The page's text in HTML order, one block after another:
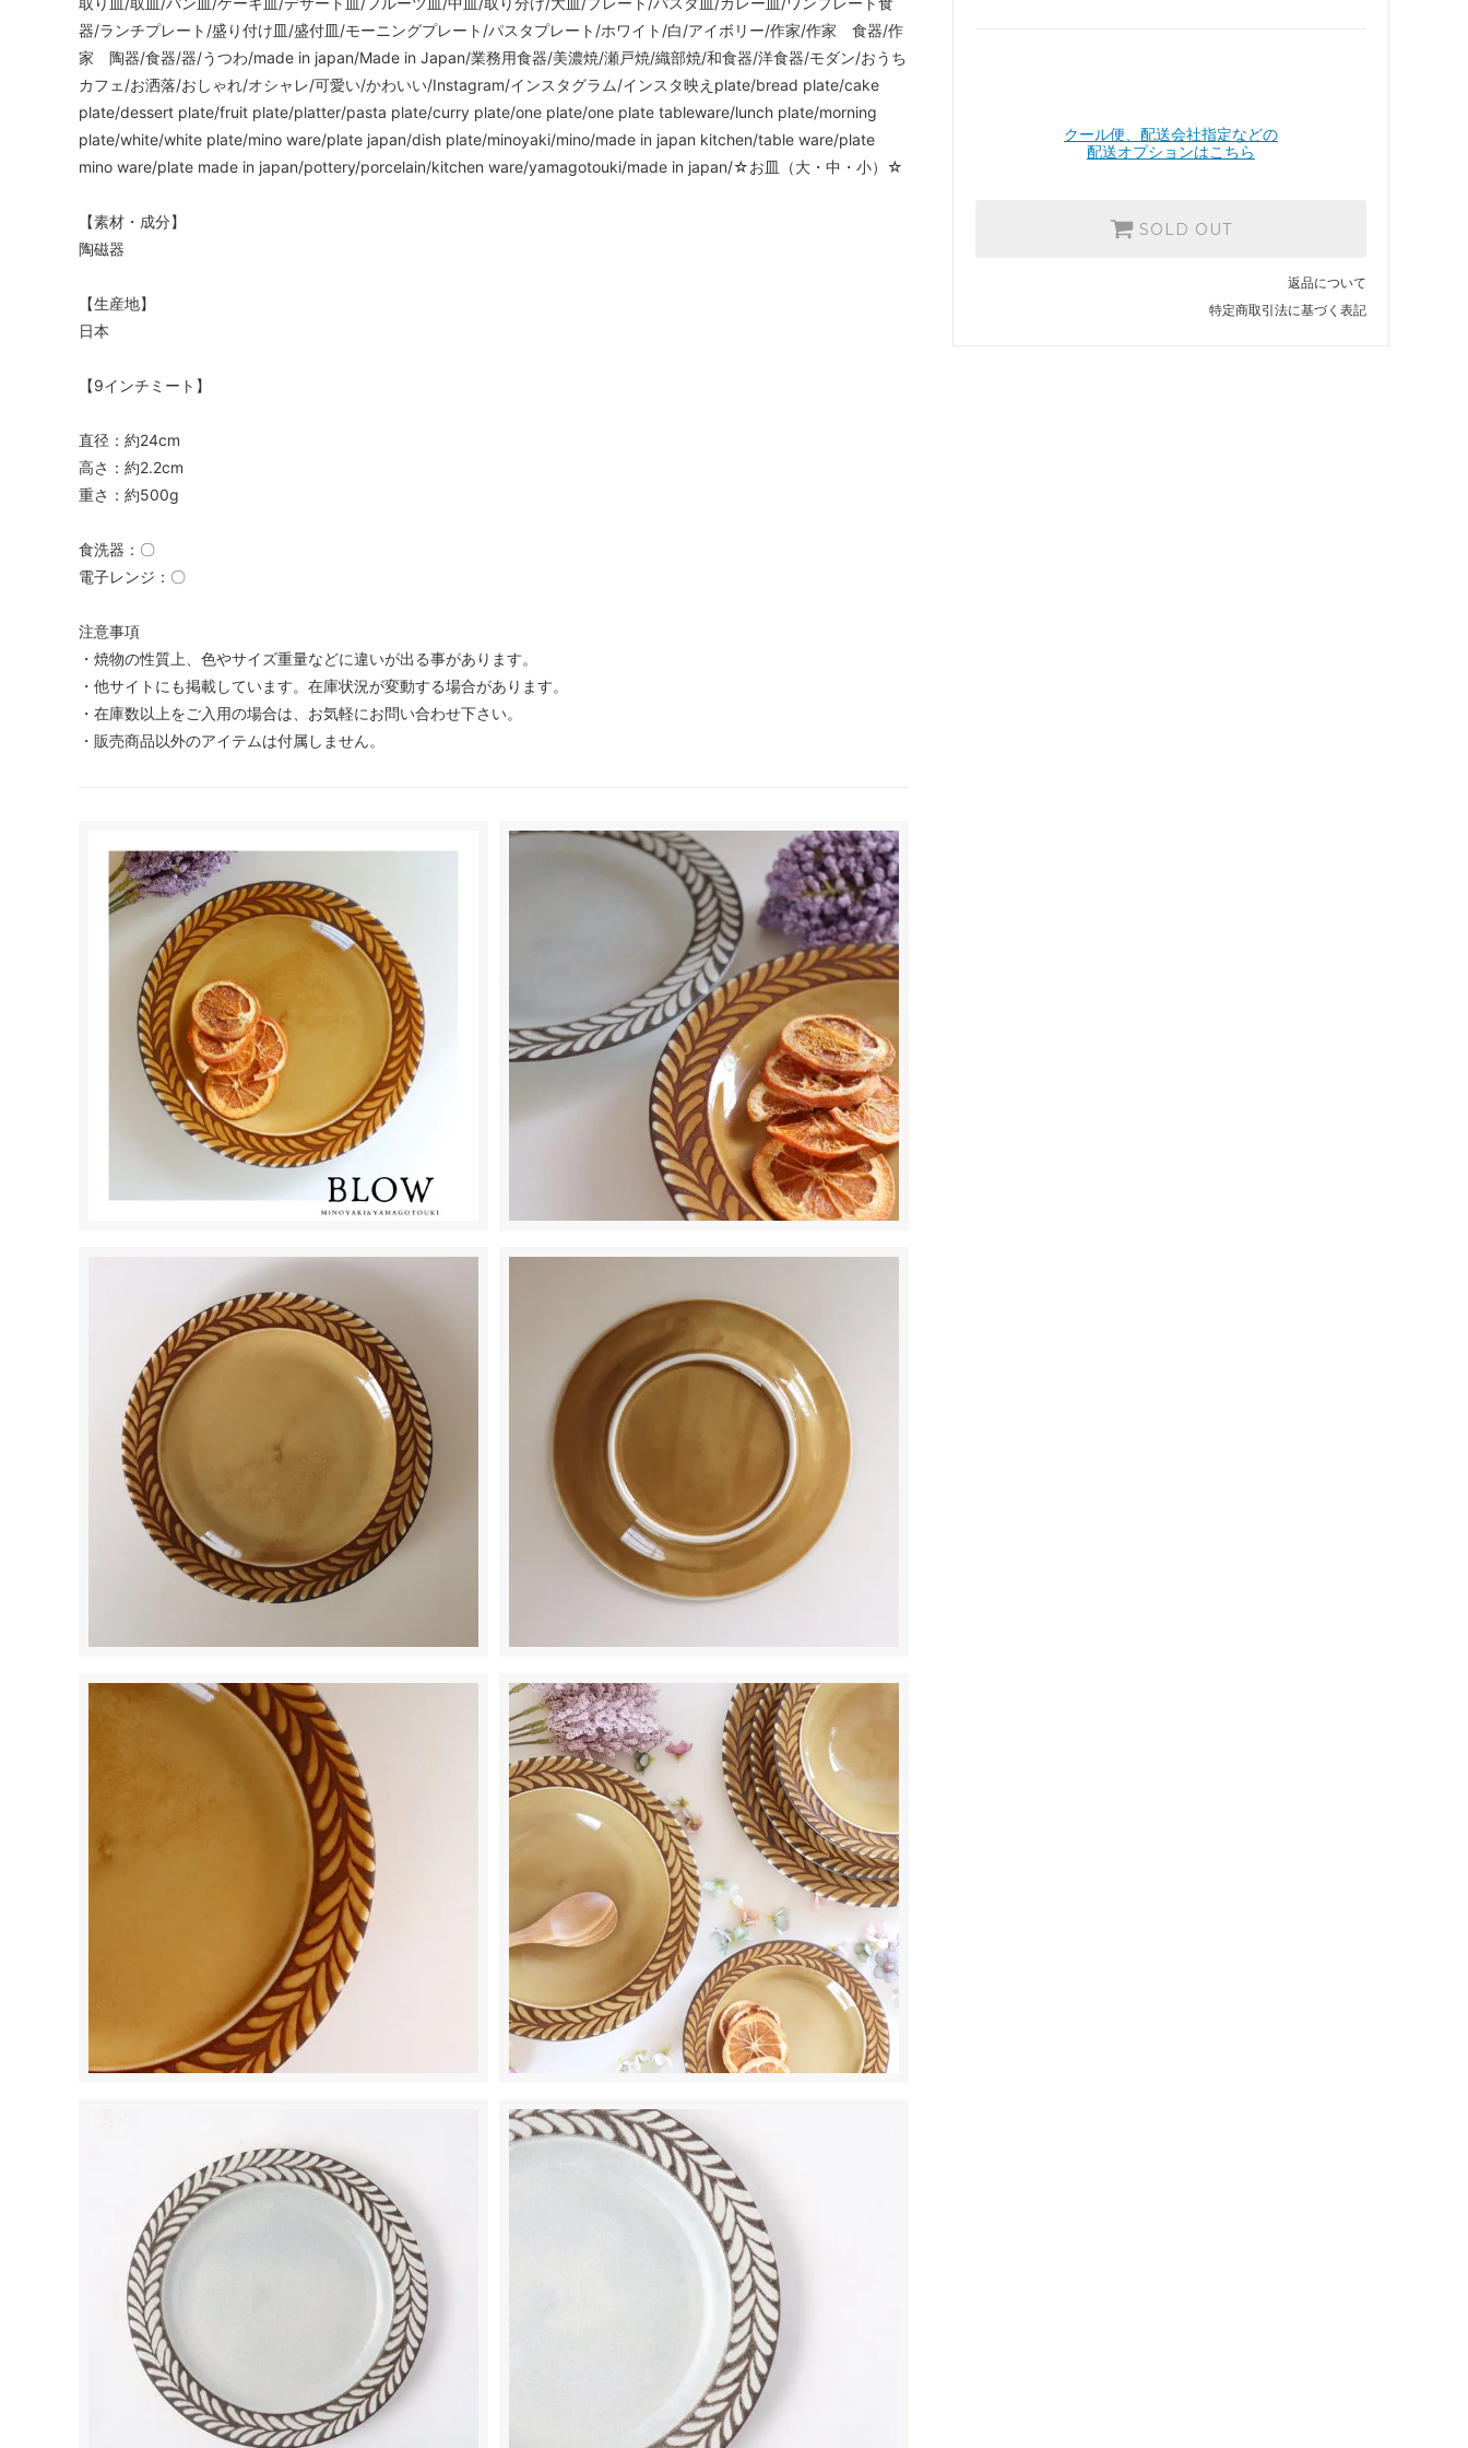
クール便、配送会社指定などの
配送オプションはこちら
SOLD OUT
返品について
特定商取引法に基づく表記
器/ランチプレート/盛り付け皿/盛付皿/モーニングプレート/パスタプレート/ホワイト/白/アイボリー/作家/作家 食器/作
家 陶器/食器/器/うつわ/made in japan/Made in Japan/業務用食器/美濃焼/瀬戸焼/織部焼/和食器/洋食器/モダン/おうち
カフェ/お洒落/おしゃれ/オシャレ/可愛い/かわいい/Instagram/インスタグラム/インスタ映えplate/bread plate/cake
plate/dessert plate/fruit plate/platter/pasta plate/curry plate/one plate/one plate tableware/lunch plate/morning
plate/white/white plate/mino ware/plate japan/dish plate/minoyaki/mino/made in japan kitchen/table ware/plate
mino ware/plate made in japan/pottery/porcelain/kitchen ware/yamagotouki/made in japan/☆お皿（大・中・小）☆
【素材・成分】
陶磁器
【生産地】
日本
【9インチミート】
直径：約24cm
高さ：約2.2cm
重さ：約500g
食洗器：〇
電子レンジ：〇
注意事項
・焼物の性質上、色やサイズ重量などに違いが出る事があります。
・他サイトにも掲載しています。在庫状況が変動する場合があります。
・在庫数以上をご入用の場合は、お気軽にお問い合わせ下さい。
・販売商品以外のアイテムは付属しません。